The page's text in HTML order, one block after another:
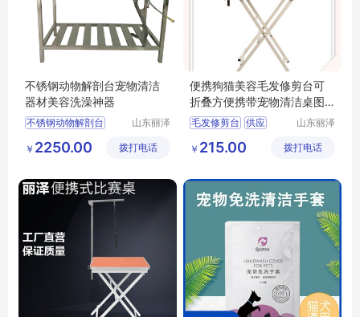
不锈钢动物解剖台宠物清洁
器材美容洗澡神器
不锈钢动物解剖台
狗狗及用品
山东丽泽
有限公司
￥ 2250.00 拨打电话
便携狗猫美容毛发修剪台可
折叠方便携带宠物清洁桌图
片
毛发修剪台 供应
狗狗清洁美容工具
山东丽泽
有限公司
￥ 215.00 拨打电话